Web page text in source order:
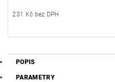
231 Kč bez DPH
POPIS
PARAMETRY